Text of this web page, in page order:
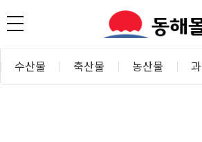
수산물 축산물 농산물